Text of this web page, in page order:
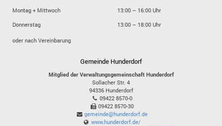
Montag + Mittwoch
13:00 – 16:00 Uhr
Donnerstag
13:00 – 18:00 Uhr
oder nach Vereinbarung
Gemeinde Hunderdorf
Mitglied der Verwaltungsgemeinschaft Hunderdorf
Sollacher Str. 4
94336 Hunderdorf
09422 8570-0
09422 8570-30
gemeinde@hunderdorf.de
www.hunderdorf.de/